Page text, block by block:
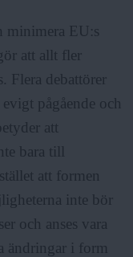
minimera EU:s
att allt fler
Flera debattörer
pågående och
att
bara till
att formen
inte bör
och anses vara
ändringar i form